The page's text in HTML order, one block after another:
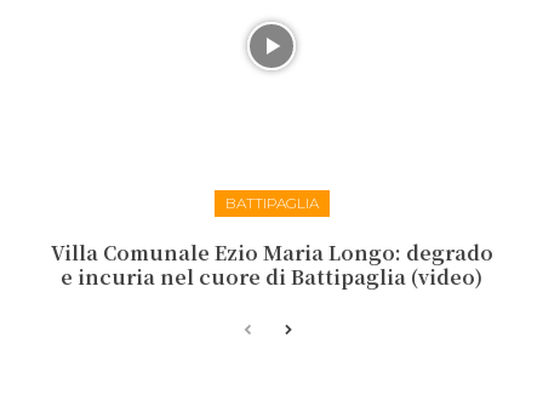
BATTIPAGLIA
Villa Comunale Ezio Maria Longo: degrado
e incuria nel cuore di Battipaglia (video)